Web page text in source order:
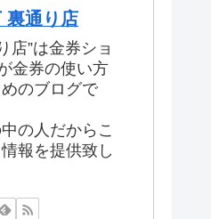
裏通り店
店”は金券ショ
金券の使い方
のブログで
の人だからこ
報を提供致し